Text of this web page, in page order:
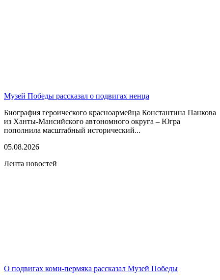
Музей Победы рассказал о подвигах ненца
Биография героического красноармейца Константина Панкова
из Ханты-Мансийского автономного округа – Югра
пополнила масштабный исторический...
05.08.2026
Лента новостей
О подвигах коми-пермяка рассказал Музей Победы